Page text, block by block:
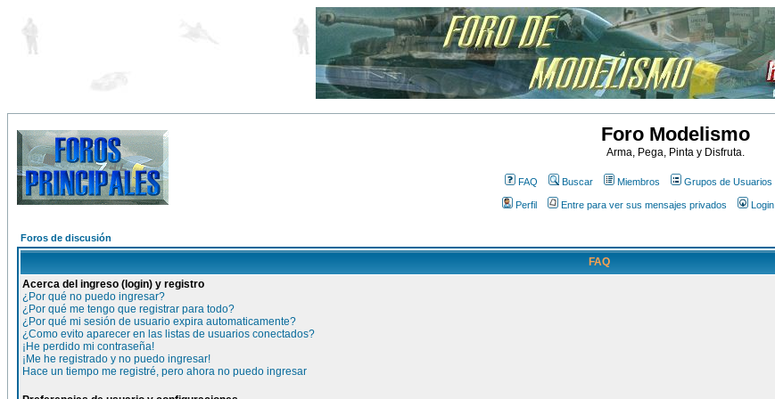
Foro Modelismo
Arma, Pega, Pinta y Disfruta.
FAQ Buscar Miembros Grupos de Usuarios
Perfil Entre para ver sus mensajes privados Login
Foros de discusión
FAQ
Acerca del ingreso (login) y registro
¿Por qué no puedo ingresar?
¿Por qué me tengo que registrar para todo?
¿Por qué mi sesión de usuario expira automaticamente?
¿Como evito aparecer en las listas de usuarios conectados?
¡He perdido mi contraseña!
¡Me he registrado y no puedo ingresar!
Hace un tiempo me registré, pero ahora no puedo ingresar